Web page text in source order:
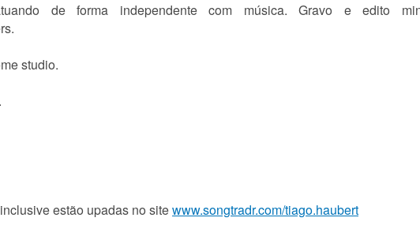
de forma independente com música. Gravo e edito
studio.
estão upadas no sitewww.songtradr.com/tiago.haubert